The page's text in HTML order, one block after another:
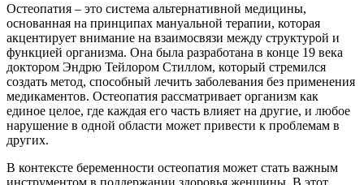
Остеопатия – это система альтернативной медицины,
основанная на принципах мануальной терапии, которая
акцентирует внимание на взаимосвязи между структурой и
функцией организма. Она была разработана в конце 19 века
доктором Эндрю Тейлором Стиллом, который стремился
создать метод, способный лечить заболевания без применения
медикаментов. Остеопатия рассматривает организм как
единое целое, где каждая его часть влияет на другие, и любое
нарушение в одной области может привести к проблемам в
других.
В контексте беременности остеопатия может стать важным
инструментом в поддержании здоровья женщины. В этот